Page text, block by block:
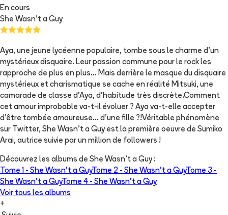
En cours
She Wasn't a Guy
Aya, une jeune lycéenne populaire, tombe sous le charme d'un
mystérieux disquaire. Leur passion commune pour le rock les
rapproche de plus en plus... Mais derrière le masque du disquaire
mystérieux et charismatique se cache en réalité Mitsuki, une
camarade de classe d'Aya, d'habitude très discrète.Comment
cet amour improbable va-t-il évoluer ? Aya va-t-elle accepter
d'être tombée amoureuse... d'une fille ?!Véritable phénomène
sur Twitter, She Wasn't a Guy est la première oeuvre de Sumiko
Arai, autrice suivie par un million de followers !
Découvrez les albums de She Wasn't a Guy:
Tome 1 - She Wasn't a GuyTome 2 - She Wasn't a GuyTome 3 -
She Wasn't a GuyTome 4 - She Wasn't a Guy
Voir tous les albums
+